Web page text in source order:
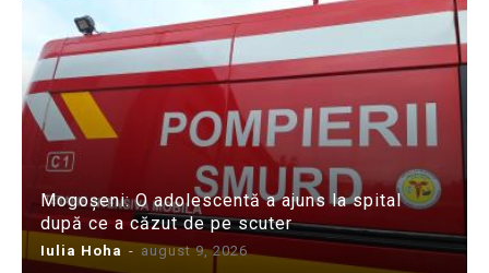
Mogoșeni: O adolescentă a ajuns la spital
după ce a căzut de pe scuter
Iulia Hoha - august 9, 2026